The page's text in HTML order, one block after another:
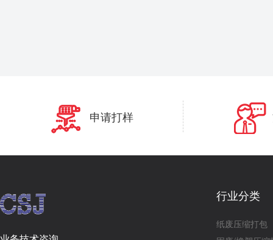
申请打样
行业分类
纸废压缩打包